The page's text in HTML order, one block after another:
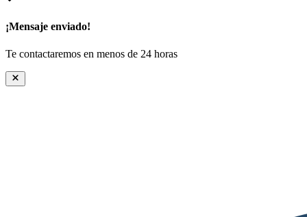
¡Mensaje enviado!
Te contactaremos en menos de 24 horas